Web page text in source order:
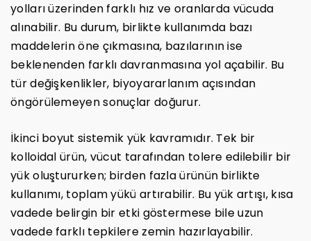
yolları üzerinden farklı hız ve oranlarda vücuda
alınabilir. Bu durum, birlikte kullanımda bazı
maddelerin öne çıkmasına, bazılarının ise
beklenenden farklı davranmasına yol açabilir. Bu
tür değişkenlikler, biyoyararlanım açısından
öngörülemeyen sonuçlar doğurur.
İkinci boyut sistemik yük kavramıdır. Tek bir
kolloidal ürün, vücut tarafından tolere edilebilir bir
yük oluştururken; birden fazla ürünün birlikte
kullanımı, toplam yükü artırabilir. Bu yük artışı, kısa
vadede belirgin bir etki göstermese bile uzun
vadede farklı tepkilere zemin hazırlayabilir.